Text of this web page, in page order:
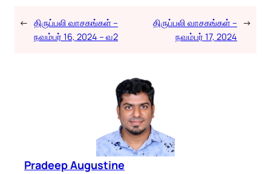
← திருப்பலி வாசகங்கள் –
நவம்பர் 16, 2024 – வ2
திருப்பலி வாசகங்கள் –
நவம்பர் 17, 2024
→
Pradeep Augustine